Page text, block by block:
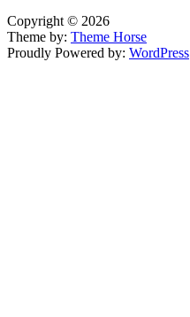
Copyright © 2026
Theme by: Theme Horse
Proudly Powered by: WordPress